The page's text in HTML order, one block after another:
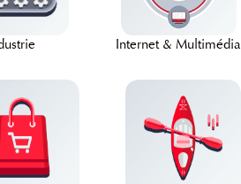
Internet & Multimédia